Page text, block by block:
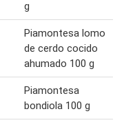
g
Piamontesa lomo
de cerdo cocido
ahumado 100 g
Piamontesa
bondiola 100 g